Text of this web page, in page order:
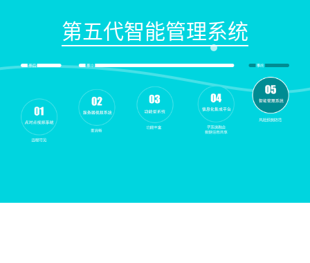
第五代智能管理系统